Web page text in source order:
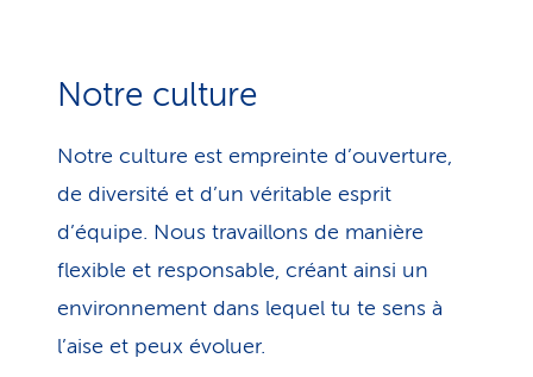
Notre culture
Notre culture est empreinte d’ouverture,
de diversité et d’un véritable esprit
d’équipe. Nous travaillons de manière
flexible et responsable, créant ainsi un
environnement dans lequel tu te sens à
l’aise et peux évoluer.